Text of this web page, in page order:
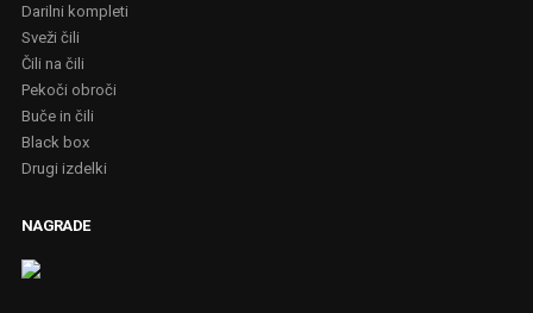
Darilni kompleti
Sveži čili
Čili na čili
Pekoči obroči
Buče in čili
Black box
Drugi izdelki
NAGRADE